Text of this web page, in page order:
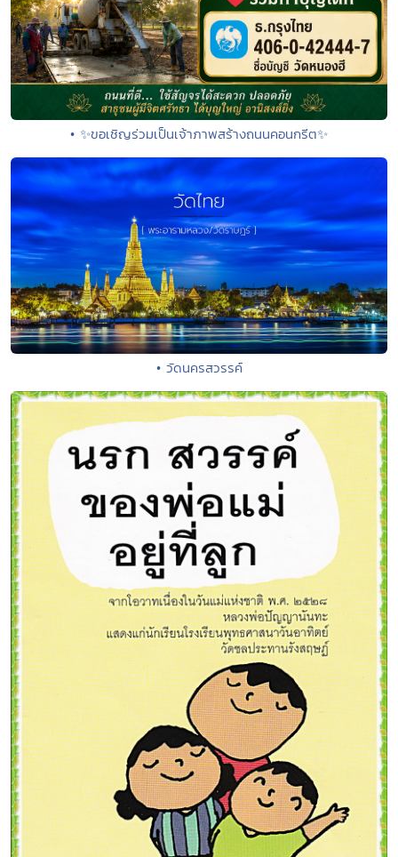
• ✨ขอเชิญร่วมเป็นเจ้าภาพสร้างถนนคอนกรีต✨
• วัดนครสวรรค์